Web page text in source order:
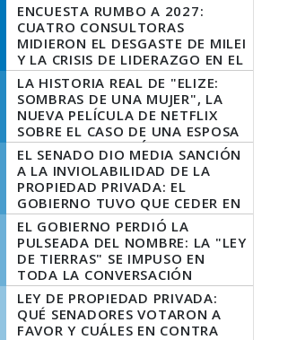
ENCUESTA RUMBO A 2027:
CUATRO CONSULTORAS
MIDIERON EL DESGASTE DE MILEI
Y LA CRISIS DE LIDERAZGO EN EL
PERONISMO
LA HISTORIA REAL DE "ELIZE:
SOMBRAS DE UNA MUJER", LA
NUEVA PELÍCULA DE NETFLIX
SOBRE EL CASO DE UNA ESPOSA
QUE DESCUARTIZÓ A SU
MARIDO
EL SENADO DIO MEDIA SANCIÓN
A LA INVIOLABILIDAD DE LA
PROPIEDAD PRIVADA: EL
GOBIERNO TUVO QUE CEDER EN
LA LEY DEL MANEJO DEL FUEGO
EL GOBIERNO PERDIÓ LA
PULSEADA DEL NOMBRE: LA "LEY
DE TIERRAS" SE IMPUSO EN
TODA LA CONVERSACIÓN
DIGITAL
LEY DE PROPIEDAD PRIVADA:
QUÉ SENADORES VOTARON A
FAVOR Y CUÁLES EN CONTRA